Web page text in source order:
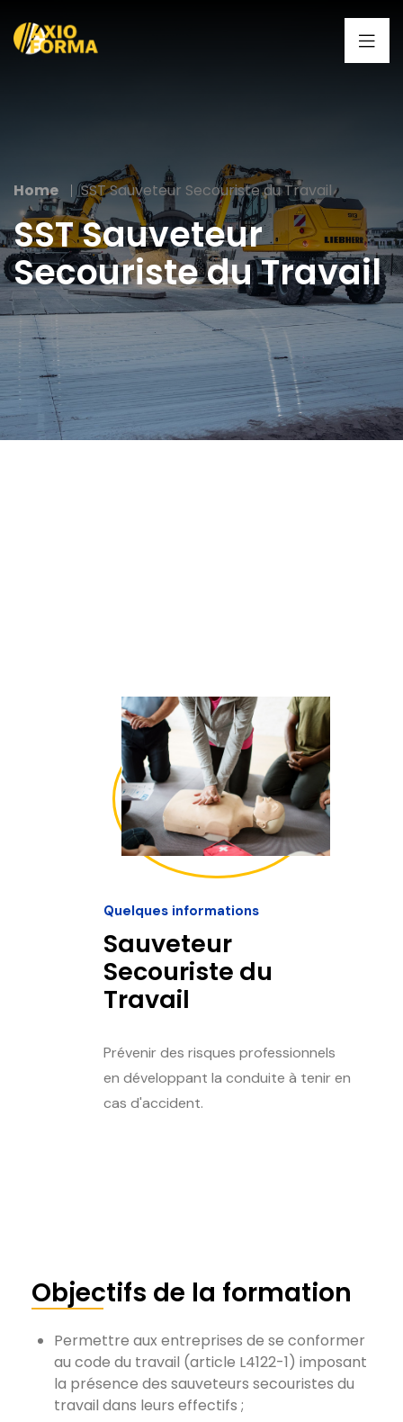
Home SST Sauveteur Secouriste du Travail
SST Sauveteur
Secouriste du Travail
Quelques informations
Sauveteur
Secouriste du
Travail
Prévenir des risques professionnels
en développant la conduite à tenir en
cas d'accident.
Objectifs de la formation
Permettre aux entreprises de se conformer
au code du travail (article L4122-1) imposant
la présence des sauveteurs secouristes du
travail dans leurs effectifs ;